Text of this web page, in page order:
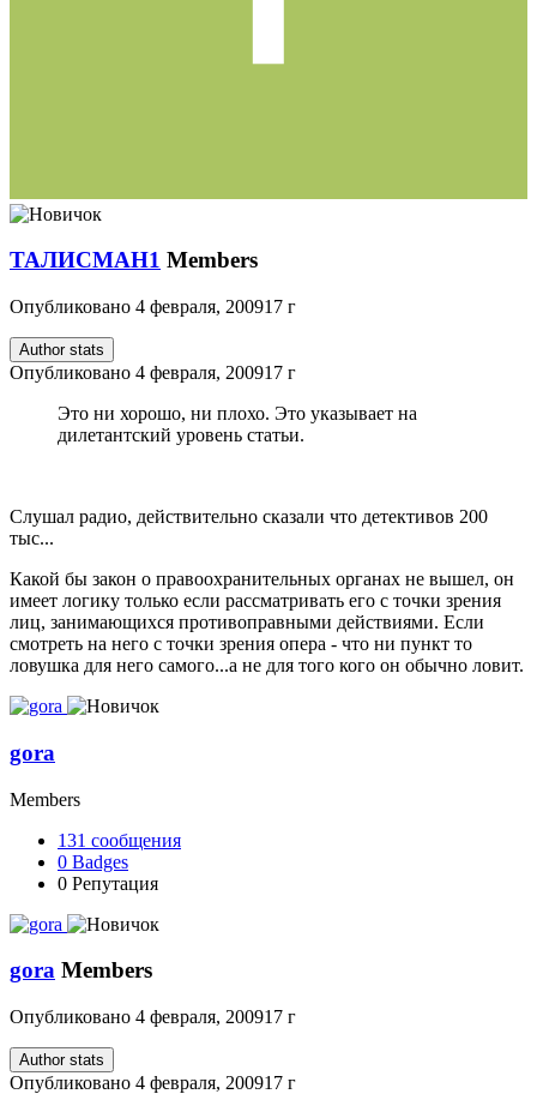
ТАЛИСМАН1 Members
Опубликовано 4 февраля, 200917 г
Author stats
Опубликовано 4 февраля, 200917 г
Это ни хорошо, ни плохо. Это указывает на
дилетантский уровень статьи.
Слушал радио, действительно сказали что детективов 200
тыс...
Какой бы закон о правоохранительных органах не вышел, он
имеет логику только если рассматривать его с точки зрения
лиц, занимающихся противоправными действиями. Если
смотреть на него с точки зрения опера - что ни пункт то
ловушка для него самого...а не для того кого он обычно ловит.
gora
Members
131 сообщения
0 Badges
0 Репутация
gora Members
Опубликовано 4 февраля, 200917 г
Author stats
Опубликовано 4 февраля, 200917 г